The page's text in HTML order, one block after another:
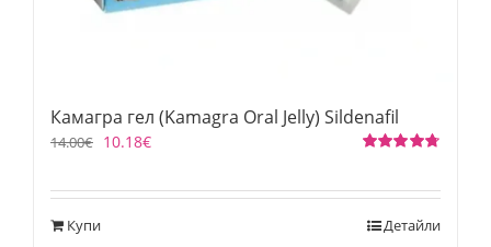
Камагра гел (Kamagra Oral Jelly) Sildenafil
14.00€ 10.18€
Купи Детайли